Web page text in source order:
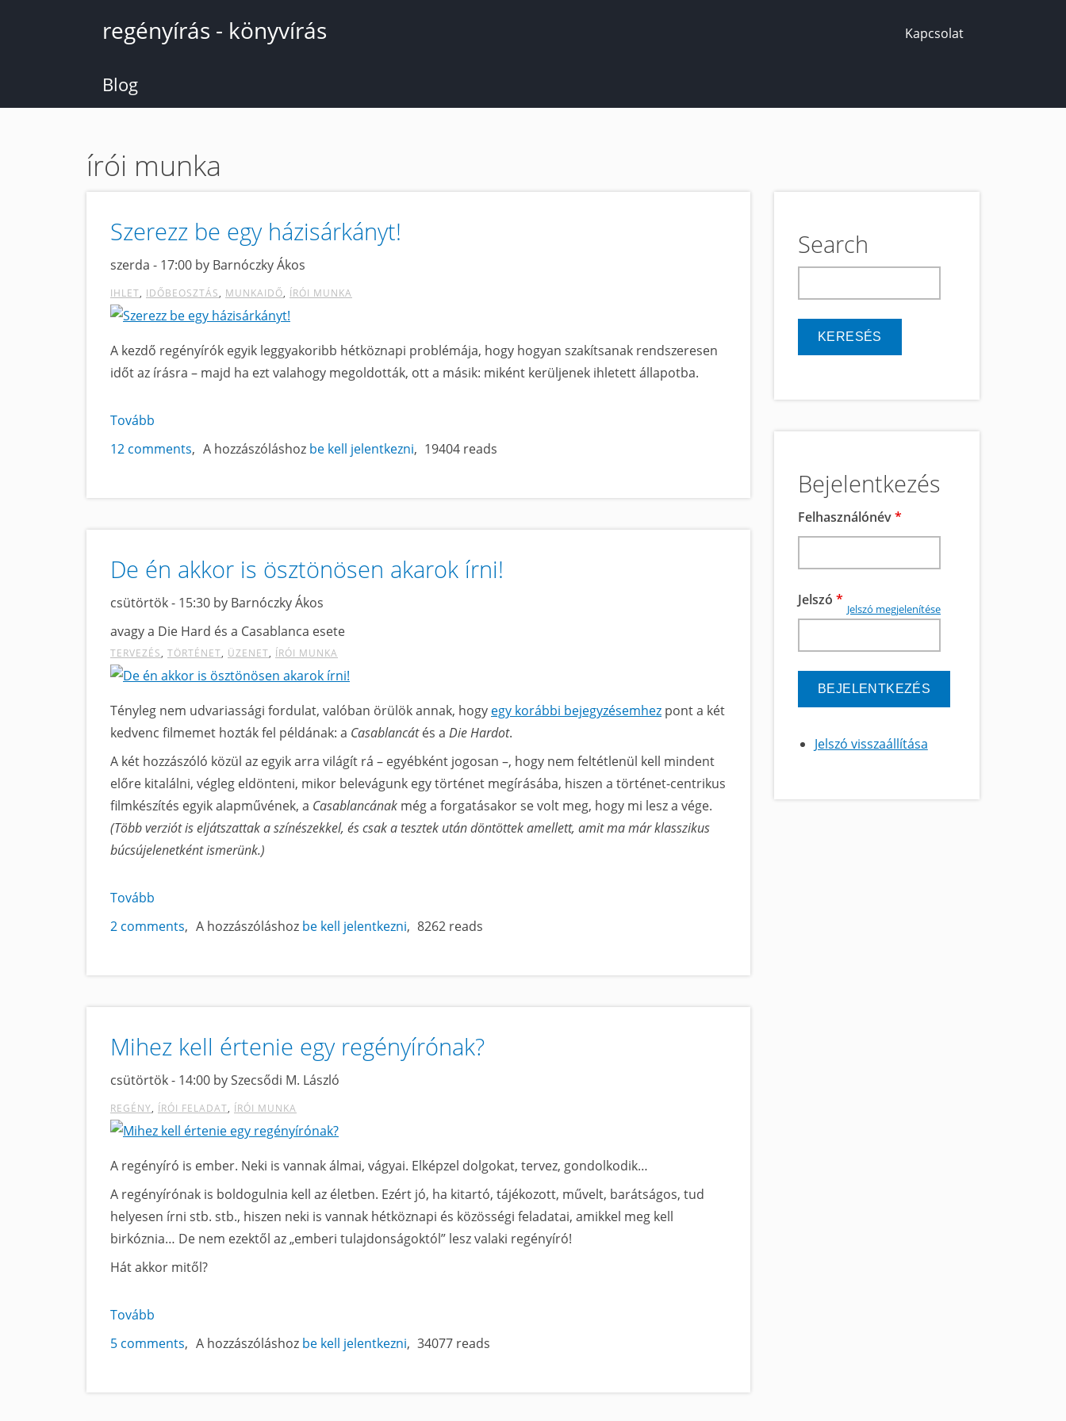
regényírás - könyvírás Kapcsolat
Blog
írói munka
Szerezz be egy házisárkányt!
szerda - 17:00 by Barnóczky Ákos
IHLET IDŐBEOSZTÁS MUNKAIDŐ ÍRÓI MUNKA
A kezdő regényírók egyik leggyakoribb hétköznapi problémája, hogy hogyan szakítsanak rendszeresen
időt az írásra – majd ha ezt valahogy megoldották, ott a másik: miként kerüljenek ihletett állapotba.
Tovább
Szerezz
című
12 comments A hozzászóláshoz be kell jelentkezni 19404 reads
De én akkor is ösztönösen akarok írni!
csütörtök - 15:30 by Barnóczky Ákos
avagy a Die Hard és a Casablanca esete
TERVEZÉS TÖRTÉNET ÜZENET ÍRÓI MUNKA
Tényleg nem udvariassági fordulat, valóban örülök annak, hogy egy korábbi bejegyzésemhez pont a két
kedvenc filmemet hozták fel példának: a Casablancátés a Die Hardot.
A két hozzászóló közül az egyik arra világít rá – egyébként jogosan –, hogy nem feltétlenül kell mindent
előre kitalálni, végleg eldönteni, mikor belevágunk egy történet megírásába, hiszen a történet-centrikus
filmkészítés egyik alapművének, a Casablancának még a forgatásakor se volt meg, hogy mi lesz a vége.
(Több verziót is eljátszattak a színészekkel, és csak a tesztek után döntöttek amellett, amit ma már klasszikus
búcsújelenetként ismerünk.)
Tovább
De
ösztönösen
írni!
című
2 comments A hozzászóláshoz be kell jelentkezni 8262 reads
Mihez kell értenie egy regényírónak?
csütörtök - 14:00 by Szecsődi M. László
REGÉNY ÍRÓI FELADAT ÍRÓI MUNKA
A regényíró is ember. Neki is vannak álmai, vágyai. Elképzel dolgokat, tervez, gondolkodik…
A regényírónak is boldogulnia kell az életben. Ezért jó, ha kitartó, tájékozott, művelt, barátságos, tud
helyesen írni stb. stb., hiszen neki is vannak hétköznapi és közösségi feladatai, amikkel meg kell
birkóznia… De nem ezektől az „emberi tulajdonságoktól” lesz valaki regényíró!
Hát akkor mitől?
Tovább
Mihez
5 comments A hozzászóláshoz be kell jelentkezni 34077 reads
Search
Bejelentkezés
Felhasználónév*
Jelszó *
Jelszó megjelenítése
Jelszó visszaállítása